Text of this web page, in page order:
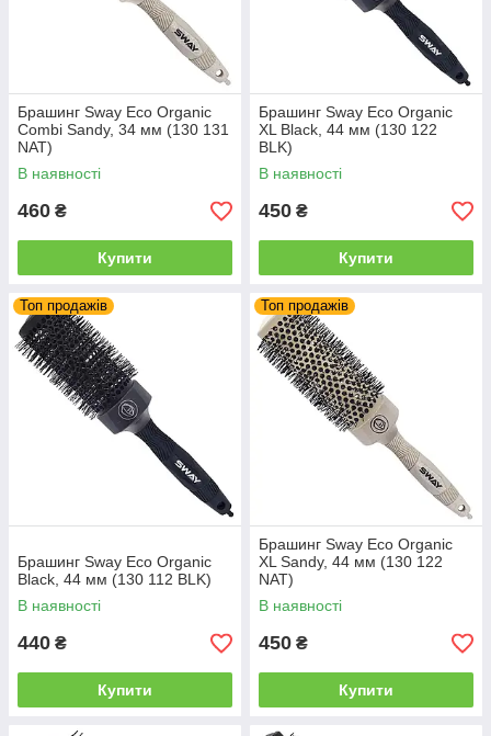
Брашинг Sway Eco Organic
Combi Sandy, 34 мм (130 131
NAT)
В наявності
460 ₴
Купити
Брашинг Sway Eco Organic
XL Black, 44 мм (130 122
BLK)
В наявності
450 ₴
Купити
Топ продажів
Брашинг Sway Eco Organic
Black, 44 мм (130 112 BLK)
В наявності
440 ₴
Купити
Топ продажів
Брашинг Sway Eco Organic
XL Sandy, 44 мм (130 122
NAT)
В наявності
450 ₴
Купити